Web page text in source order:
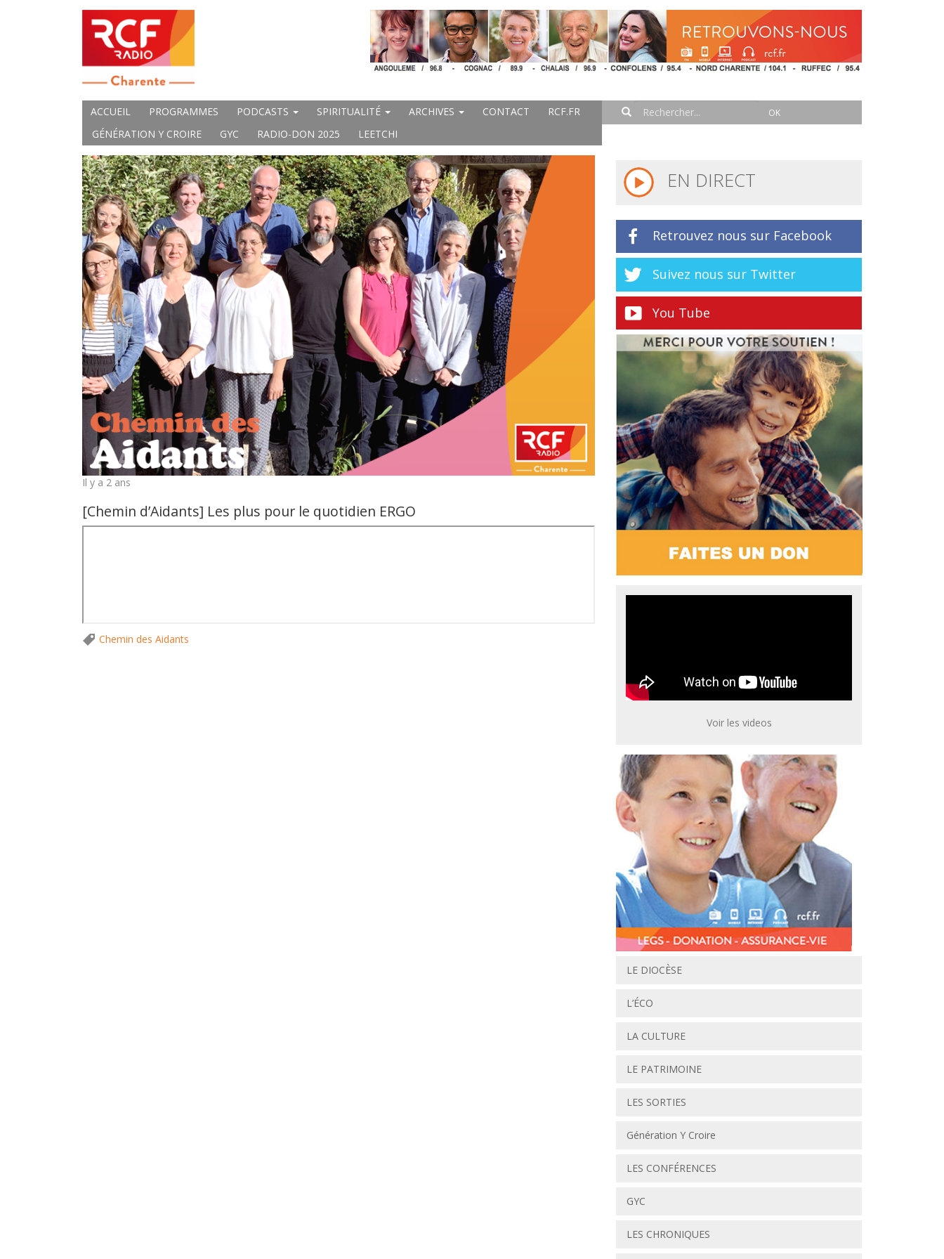
ACCUEIL PROGRAMMES PODCASTS SPIRITUALITÉ ARCHIVES CONTACT
RCF.FR
GÉNÉRATION Y CROIRE
GYC RADIO-DON 2025 LEETCHI
Il y a 2 ans
[Chemin d’Aidants] Les plus pour le quotidien ERGO
Chemin des Aidants
EN DIRECT
Retrouvez nous sur Facebook
Suivez nous sur Twitter
You Tube
Voir les videos
LE DIOCÈSE
L’ÉCO
LA CULTURE
LE PATRIMOINE
LES SORTIES
Génération Y Croire
LES CONFÉRENCES
GYC
LES CHRONIQUES